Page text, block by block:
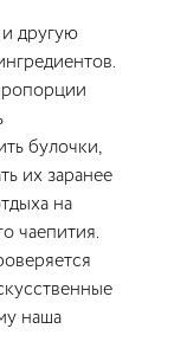
другую
булочки,
их заранее
на
чаепития.
наша